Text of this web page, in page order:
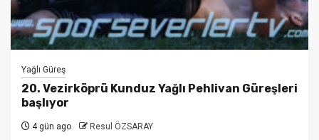
Yağlı Güreş
20. Vezirköprü Kunduz Yağlı Pehlivan Güreşleri
başlıyor
4 gün ago Resul ÖZSARAY